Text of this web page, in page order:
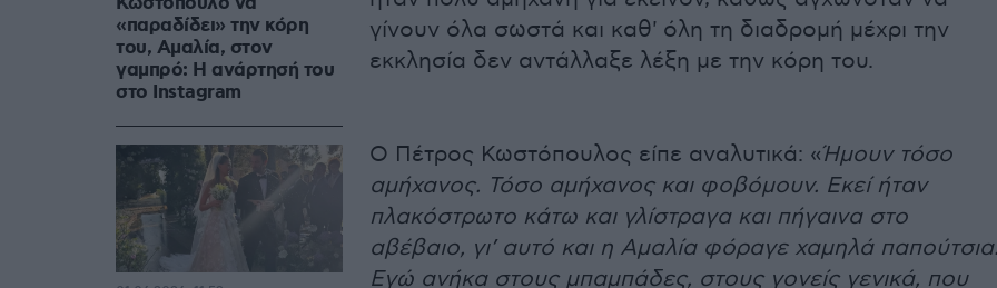
γίνουν όλα σωστά και καθ' όλη τη διαδρομή μέχρι την
εκκλησία δεν αντάλλαξε λέξη με την κόρη του.
Ο Πέτρος Κωστόπουλος είπε αναλυτικά: «Ήμουν τόσο
αμήχανος. Τόσο αμήχανος και φοβόμουν. Εκεί ήταν
πλακόστρωτο κάτω και γλίστραγα και πήγαινα στο
αβέβαιο, γι’ αυτό και η Αμαλία φόραγε χαμηλά
Εγώ ανήκα στους μπαμπάδες, στους γονείς γενικά, που
«παραδίδει» την κόρη
του, Αμαλία, στον
γαμπρό: Η ανάρτησή του
στο Instagram